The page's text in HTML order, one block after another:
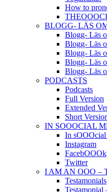
How to
BLOGG- LÄS
Blogg- Läs
Blogg- Läs
Blogg- Läs
Blogg- Läs
Blogg- Läs
PODCASTS
Podcasts
Full Version
Extended
Short
IN SOOOCIAL
In sOOOcial
Instagram
FacebOOOk
Twitter
I AM AN OOO –
Testamonials
Testamonial